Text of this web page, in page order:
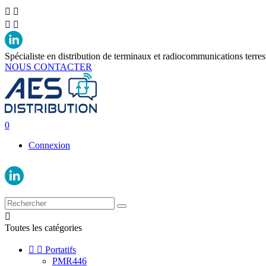
 
 
Spécialiste en distribution de terminaux et radiocommunications
NOUS CONTACTER
0
Connexion

Toutes les catégories
  Portatifs
PMR446